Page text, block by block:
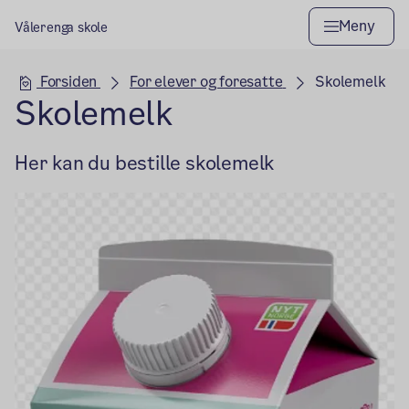
Vålerenga skole Meny
Hovedseksjon
Forsiden For elever og foresatte Skolemelk
Skolemelk
Her kan du bestille skolemelk